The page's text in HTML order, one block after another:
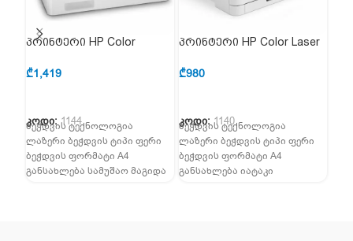
პრინტერი HP Color
(W1Y44A)
₾1,419
კოდი: 1144
ბეჭდვის ტექნოლოგია
ლაზერი ბეჭდვის ტიპი ფერი
ბეჭდვის ფორმატი A4
განსახლება სამუშაო მაგიდა
პრინტერი HP Color Laser
₾980
კოდი: 1140
ბეჭდვის ტექნოლოგია
ლაზერი ბეჭდვის ტიპი ფერი
ბეჭდვის ფორმატი A4
განსახლება იატაკი